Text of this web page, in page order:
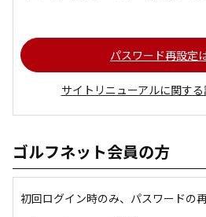
パスワード再設定
サイトリニューアルに関す
ゴルフネット会員の方
初回ログイン時のみ、パスワードの